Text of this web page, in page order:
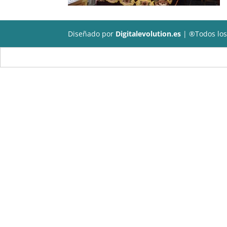
Diseñado por Digitalevolution.es | ®Todos